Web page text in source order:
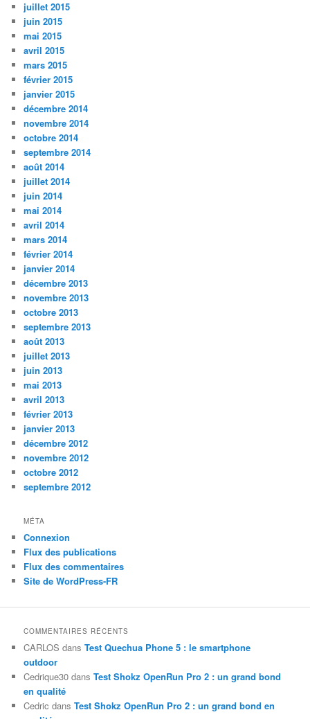
juillet 2015
juin 2015
mai 2015
avril 2015
mars 2015
février 2015
janvier 2015
décembre 2014
novembre 2014
octobre 2014
septembre 2014
août 2014
juillet 2014
juin 2014
mai 2014
avril 2014
mars 2014
février 2014
janvier 2014
décembre 2013
novembre 2013
octobre 2013
septembre 2013
août 2013
juillet 2013
juin 2013
mai 2013
avril 2013
février 2013
janvier 2013
décembre 2012
novembre 2012
octobre 2012
septembre 2012
MÉTA
Connexion
Flux des publications
Flux des commentaires
Site de WordPress-FR
COMMENTAIRES RÉCENTS
CARLOS dansTest Quechua Phone 5 : le smartphone
outdoor
Cedrique30 dansTest Shokz OpenRun Pro 2 : un grand bond
en qualité
Cedric dansTest Shokz OpenRun Pro 2 : un grand bond en